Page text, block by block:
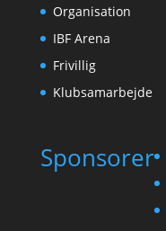
Organisation
IBF Arena
Frivillig
Klubsamarbejde
Sponsorer